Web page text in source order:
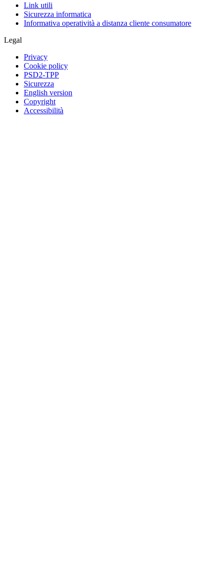
Link utili
Sicurezza informatica
Informativa operatività a distanza cliente consumatore
Legal
Privacy
Cookie policy
PSD2-TPP
Sicurezza
English version
Copyright
Accessibilità